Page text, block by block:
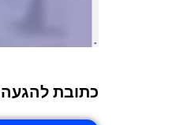
כתובת להגעה בזמן